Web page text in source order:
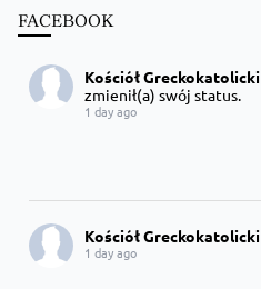
FACEBOOK
Kościół Greckokatolicki
zmienił(a) swój status.
1 day ago
Kościół Greckokatolicki
1 day ago